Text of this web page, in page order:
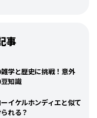
事
雑学と歴史に挑戦！意外
知識
ーイケルホンディエと似て
れる？